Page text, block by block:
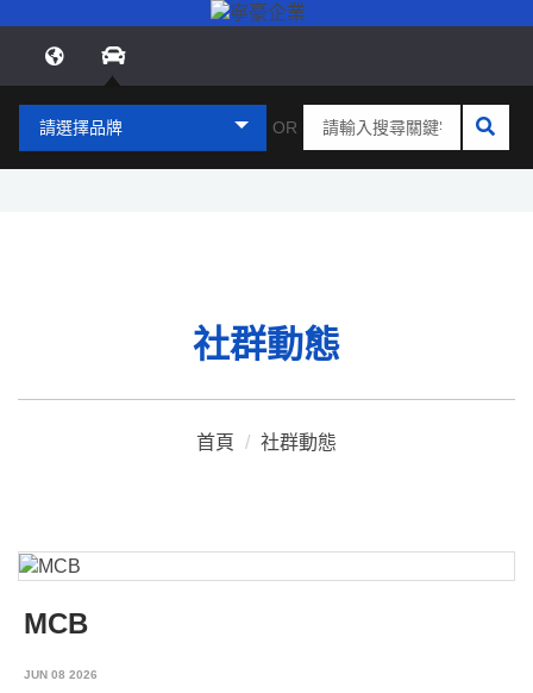
請選擇品牌 OR
社群動態
首頁 / 社群動態
MCB
JUN 08 2026